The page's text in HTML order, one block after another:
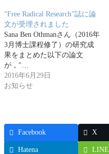
“Free Radical Research”誌に論
文が受理されました
Sana Ben Othmanさん（2016年
3月博士課程修了）の研究成
果をまとめた以下の論文
が，"…
2016年6月29日
お知らせ
Facebook X
Hatena LINE